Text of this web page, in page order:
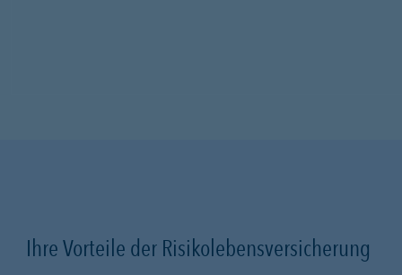
Ihre Vorteile der Risikolebensversicherung